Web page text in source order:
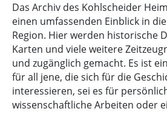
Das Archiv des Kohlscheider
einen umfassenden Einblick in
Region. Hier werden historische
Karten und viele weitere
und zugänglich gemacht. Es ist
für all jene, die sich für die
interessieren, sei es für
wissenschaftliche Arbeiten oder